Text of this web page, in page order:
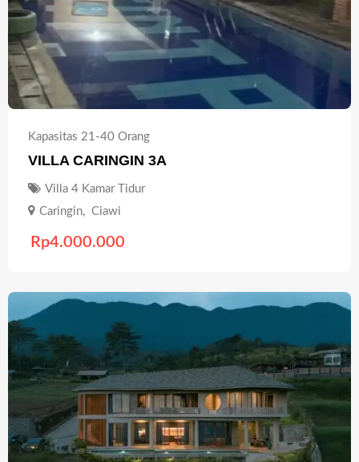
Kapasitas 21-40 Orang
VILLA CARINGIN 3A
Villa 4 Kamar Tidur
Caringin, Ciawi
Rp4.000.000